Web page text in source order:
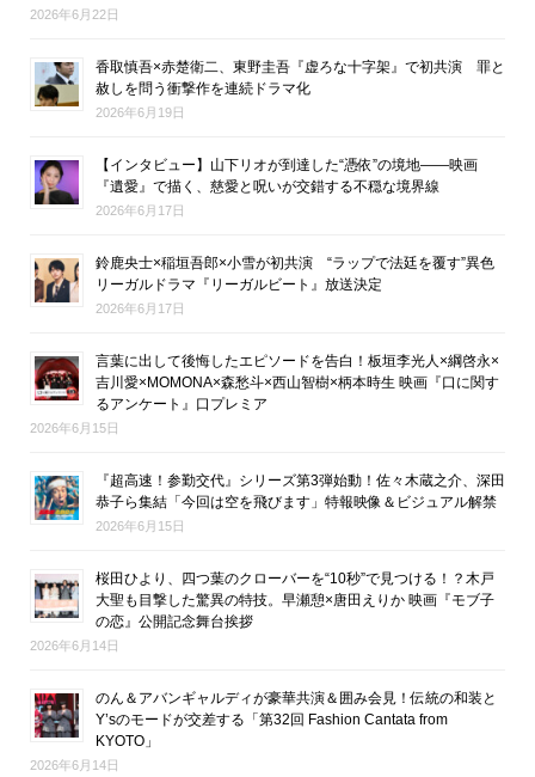
2026年6月22日
香取慎吾×赤楚衛二、東野圭吾『虚ろな十字架』で初共演 罪と
赦しを問う衝撃作を連続ドラマ化
2026年6月19日
【インタビュー】山下リオが到達した“憑依”の境地――映画
『遺愛』で描く、慈愛と呪いが交錯する不穏な境界線
2026年6月17日
鈴鹿央士×稲垣吾郎×小雪が初共演 “ラップで法廷を覆す”異色
リーガルドラマ『リーガルビート』放送決定
2026年6月17日
言葉に出して後悔したエピソードを告白！板垣李光人×綱啓永×
吉川愛×MOMONA×森愁斗×西山智樹×柄本時生 映画『口に関す
るアンケート』口プレミア
2026年6月15日
『超高速！参勤交代』シリーズ第3弾始動！佐々木蔵之介、深田
恭子ら集結「今回は空を飛びます」特報映像＆ビジュアル解禁
2026年6月15日
桜田ひより、四つ葉のクローバーを“10秒”で見つける！？木戸
大聖も目撃した驚異の特技。早瀬憩×唐田えりか 映画『モブ子
の恋』公開記念舞台挨拶
2026年6月14日
のん＆アバンギャルディが豪華共演＆囲み会見！伝統の和装と
Y’sのモードが交差する「第32回 Fashion Cantata from
KYOTO」
2026年6月14日